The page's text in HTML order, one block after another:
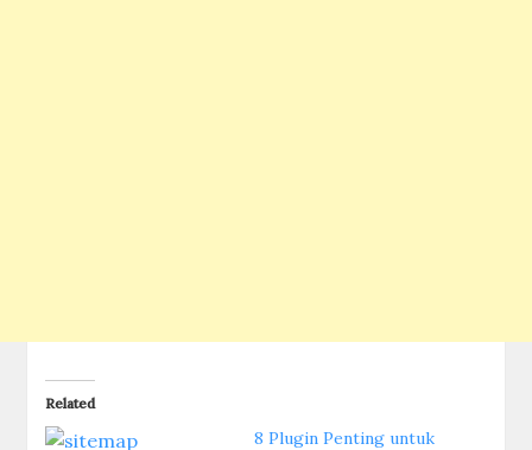
Related
8 Plugin Penting untuk